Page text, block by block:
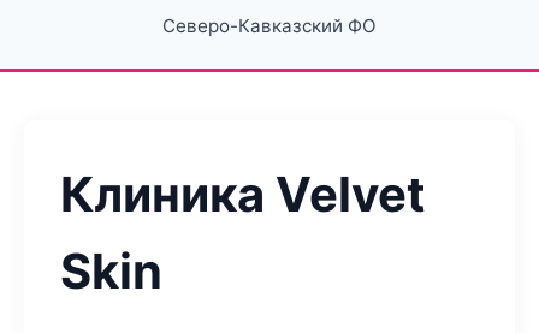
Северо-Кавказский ФО
Клиника Velvet
Skin